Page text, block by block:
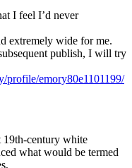
I feel I’d never
extremely wide for me.
publish, I will try
profile/emory80e1101199/
19th-century white
what would be termed